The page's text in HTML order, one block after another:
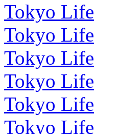
Tokyo Life
Tokyo Life
Tokyo Life
Tokyo Life
Tokyo Life
Tokyo Life